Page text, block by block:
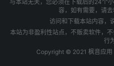
与本站无关，您必须在下载后的24个
容，如有需要，请去
访问和下载本站内容，
本站为非盈利性站点，不贩卖软件，
行
Copyright © 2021 枫音应用